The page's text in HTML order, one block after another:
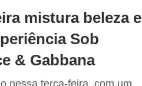
mistura beleza e
Sob
& Gabbana
nessa terça-feira, com um